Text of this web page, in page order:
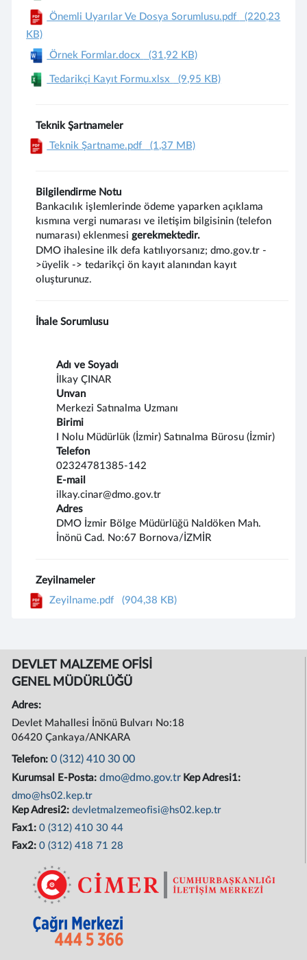
Önemli Uyarılar Ve Dosya Sorumlusu.pdf
(220,23
KB)
Örnek Formlar.docx
(31,92 KB)
Tedarikçi Kayıt Formu.xlsx (9,95 KB)
Teknik Şartnameler
Teknik Şartname.pdf
(1,37 MB)
Bilgilendirme Notu
Bankacılık işlemlerinde ödeme yaparken açıklama
kısmına vergi numarası ve iletişim bilgisinin (telefon
numarası) eklenmesigerekmektedir.
DMO ihalesine ilk defa katılıyorsanız; dmo.gov.tr -
>üyelik -> tedarikçi ön kayıt alanından kayıt
oluşturunuz.
İhale Sorumlusu
Adı ve Soyadı
İlkay ÇINAR
Unvan
Merkezi Satınalma Uzmanı
Birimi
I Nolu Müdürlük (İzmir) Satınalma Bürosu (İzmir)
Telefon
02324781385-142
E-mail
ilkay.cinar@dmo.gov.tr
Adres
DMO İzmir Bölge Müdürlüğü Naldöken Mah.
İnönü Cad. No:67 Bornova/İZMİR
Zeyilnameler
Zeyilname.pdf
(904,38 KB)
DEVLET MALZEME OFİSİ
GENEL MÜDÜRLÜĞÜ
Adres:
Devlet Mahallesi İnönü Bulvarı No:18
06420 Çankaya/ANKARA
Telefon:0 (312) 410 30 00
Kurumsal E-Posta:dmo@dmo.gov.tr Kep Adresi1:
dmo@hs02.kep.tr
Kep Adresi2:devletmalzemeofisi@hs02.kep.tr
Fax1:0 (312) 410 30 44
Fax2:0 (312) 418 71 28